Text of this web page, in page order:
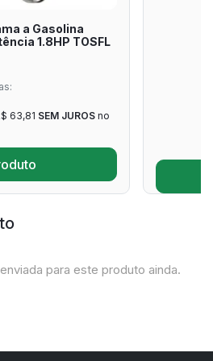
a Gasolina
1.8HP TOSFL
63,81 SEM JUROS no
para este produto ainda.